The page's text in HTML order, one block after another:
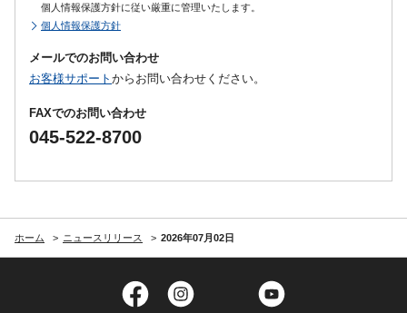
個人情報保護方針に従い厳重に管理いたします。
個人情報保護方針
メールでのお問い合わせ
お客様サポート からお問い合わせください。
FAXでのお問い合わせ
045-522-8700
ホーム ニュースリリース 2026年07月02日
Facebook Twitter